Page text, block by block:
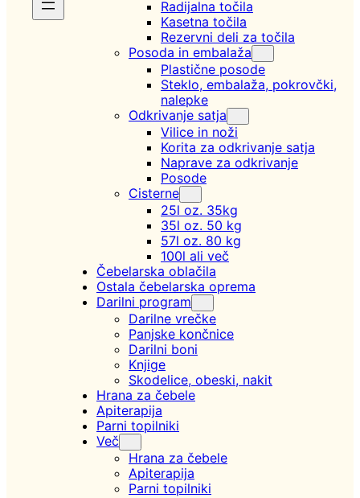
Radijalna točila
Kasetna točila
Rezervni deli za točila
Posoda in embalaža
Plastične posode
Steklo, embalaža, pokrovčki,
nalepke
Odkrivanje satja
Vilice in noži
Korita za odkrivanje satja
Naprave za odkrivanje
Posode
Cisterne
25l oz. 35kg
35l oz. 50 kg
57l oz. 80 kg
100l ali več
Čebelarska oblačila
Ostala čebelarska oprema
Darilni program
Darilne vrečke
Panjske končnice
Darilni boni
Knjige
Skodelice, obeski, nakit
Hrana za čebele
Apiterapija
Parni topilniki
Več
Hrana za čebele
Apiterapija
Parni topilniki